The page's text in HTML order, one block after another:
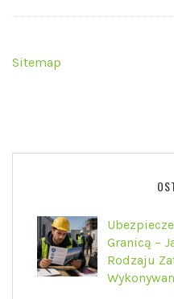
Sitemap
Granicą –
Rodzaju